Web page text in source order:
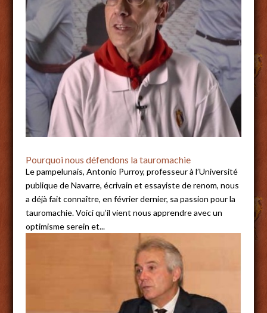
Pourquoi nous défendons la tauromachie
Le pampelunais, Antonio Purroy, professeur à l’Université
publique de Navarre, écrivain et essayiste de renom, nous
a déjà fait connaître, en février dernier, sa passion pour la
tauromachie. Voici qu’il vient nous apprendre avec un
optimisme serein et...